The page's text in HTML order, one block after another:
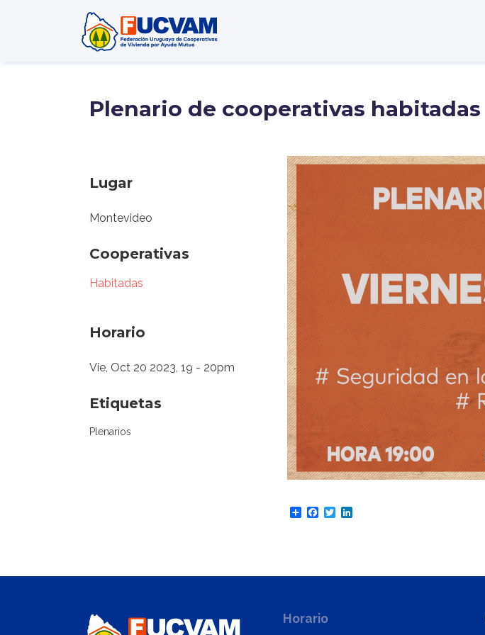
Plenario de cooperativas habitadas
Lugar
Montevideo
Cooperativas
Habitadas
Horario
Vie, Oct 20 2023, 19 - 20pm
Etiquetas
Plenarios
ShareFacebook
Twitter
Horario